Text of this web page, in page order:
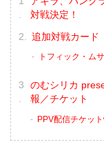
対戦決定！
追加対戦カード
トフィック・ム
のむシリカ
報／チケット
PPV配信チケッ